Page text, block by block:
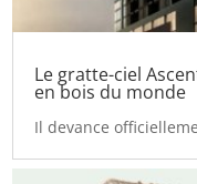
Le gratte-ciel
en bois du monde
Il devance